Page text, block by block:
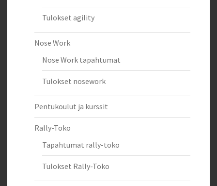
Tulokset agility
Nose Work
Nose Work tapahtumat
Tulokset nosework
Pentukoulut ja kurssit
Rally-Toko
Tapahtumat rally-toko
Tulokset Rally-Toko